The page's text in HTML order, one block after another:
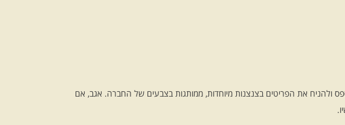
ולהניח את הפריטים בצנצנות מיוחדות, ממותגות בצבעים של החברה. אגב, אם